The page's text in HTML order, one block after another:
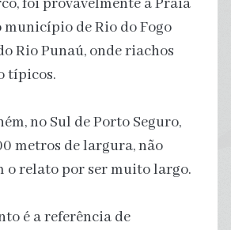
foi provavelmente a Praia
município de Rio do Fogo
Rio Punaú, onde riachos
típicos.
no Sul de Porto Seguro,
metros de largura, não
o relato por ser muito largo.
é a referência de